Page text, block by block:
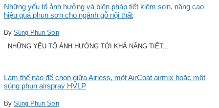
Những yếu tố ảnh hưởng và biện pháp tiết kiệm sơn, nâng cao
hiệu quả phun sơn cho ngành gỗ nội thất
By Súng Phun Sơn
NHỮNG YẾU TỐ ẢNH HƯỞNG TỚI KHẢ NĂNG TIẾT...
Làm thế nào để chọn giữa Airless, một AirCoat airmix hoặc một
súng phun airspray HVLP
By Súng Phun Sơn